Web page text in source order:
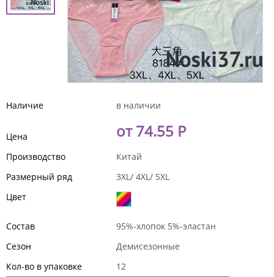
Наличие в наличии
Цена от 74.55 Р
Производство
Китай
Размерный ряд
3XL/ 4XL/ 5XL
Цвет
Состав
95%-хлопок 5%-эластан
Сезон
Демисезонные
Кол-во в упаковке
12